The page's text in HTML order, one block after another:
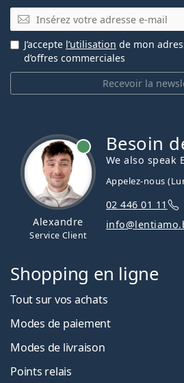
E-mail
Recevoir la
J’accepte l’utilisation de mon
d’offres commerciales
Alexandre
Service Client
Besoin
We also speak
Appelez-nous
02 446 01 11
Shopping en ligne
Tout sur vos achats
Modes de paiement
Modes de livraison
Points relais